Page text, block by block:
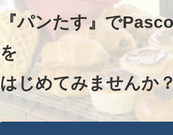
通販サイトのご案内
よくあるご質問
『パンたす』で
を
はじめてみませんか